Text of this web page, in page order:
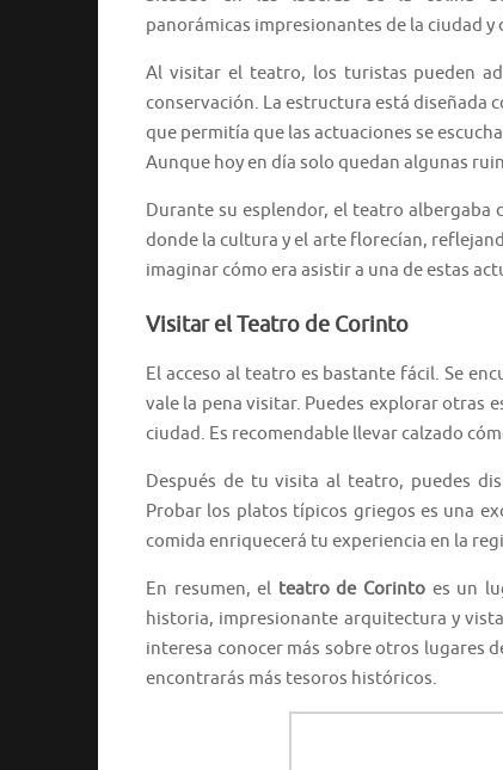
panorámicas impresionantes de la ciudad y
Al visitar el teatro, los turistas pueden
conservación. La estructura está diseñada
que permitía que las actuaciones se
Aunque hoy en día solo quedan algunas
Durante su esplendor, el teatro albergaba
donde la cultura y el arte florecían,
imaginar cómo era asistir a una de estas
Visitar el Teatro de Corinto
El acceso al teatro es bastante fácil. Se
vale la pena visitar. Puedes explorar otras
ciudad. Es recomendable llevar calzado
Después de tu visita al teatro, puedes
Probar los platos típicos griegos es una
comida enriquecerá tu experiencia en la
En resumen, el teatro de Corinto es un
historia, impresionante arquitectura y
interesa conocer más sobre otros lugares
encontrarás más tesoros históricos.